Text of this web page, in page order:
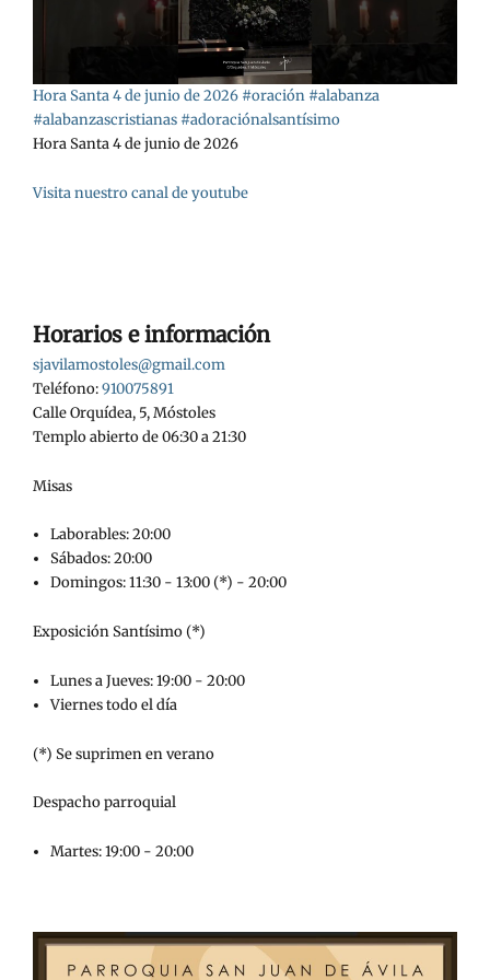
Hora Santa 4 de junio de 2026 #oración #alabanza
#alabanzascristianas #adoraciónalsantísimo
Hora Santa 4 de junio de 2026
Visita nuestro canal de youtube
Horarios e información
sjavilamostoles@gmail.com
Teléfono:910075891
Calle Orquídea, 5, Móstoles
Templo abierto de 06:30 a 21:30
Misas
Laborables: 20:00
Sábados: 20:00
Domingos: 11:30 - 13:00 (*) - 20:00
Exposición Santísimo (*)
Lunes a Jueves: 19:00 - 20:00
Viernes todo el día
(*) Se suprimen en verano
Despacho parroquial
Martes: 19:00 - 20:00